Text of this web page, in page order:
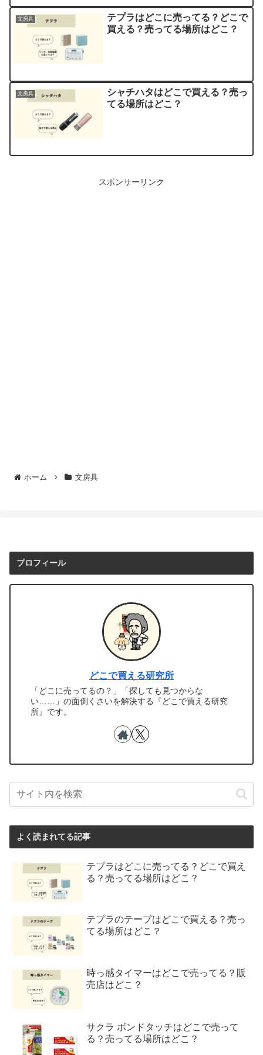
文房具
テプラはどこに売ってる？どこで
買える？売ってる場所はどこ？
文房具
シャチハタはどこで買える？売っ
てる場所はどこ？
スポンサーリンク
ホーム 文房具
プロフィール
どこで買える研究所
「どこに売ってるの？」「探しても見つからな
い……」の面倒くさいを解決する『どこで買える研究
所』です。
よく読まれてる記事
テプラはどこに売ってる？どこで買え
る？売ってる場所はどこ？
テプラのテープはどこで買える？売っ
てる場所はどこ？
時っ感タイマーはどこで売ってる？販
売店はどこ？
サクラ ボンドタッチはどこで売って
る？売ってる場所はどこ？